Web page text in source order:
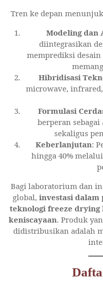
Tren ke depan
Modeling dan
diintegrasikan
memprediksi
Hibridisasi
microwave,
Formulasi
berperan sebagai
sekaligus
Keberlanjutan:
hingga 40%
Bagi laboratorium dan
global, investasi dalam
teknologi freeze
keniscayaan. Produk
didistribusikan adalah